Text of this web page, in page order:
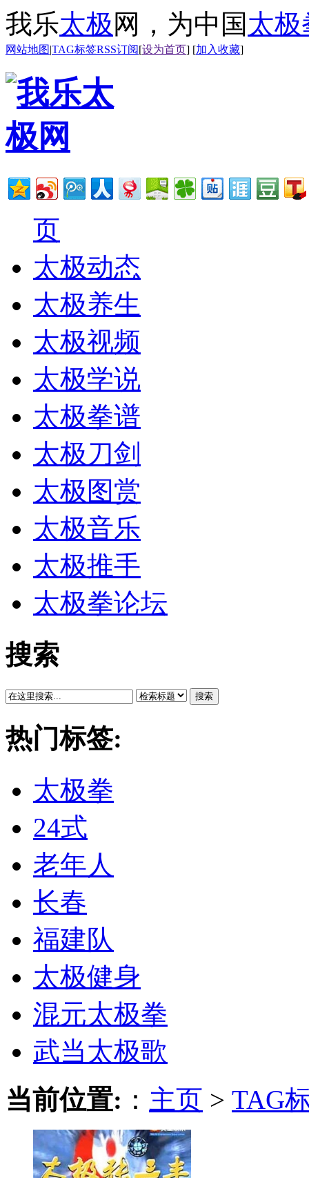
我乐太极 网，为中国太极
网站地图|TAG标签RSS订阅[设为首页] [加入收藏]
页
太极动态
太极养生
太极视频
太极学说
太极拳谱
太极刀剑
太极图赏
太极音乐
太极推手
太极拳论坛
搜索
搜索
热门标签:
太极拳
24式
老年人
长春
福建队
太极健身
混元太极拳
武当太极歌
当前位置: ： 主页 > TAG